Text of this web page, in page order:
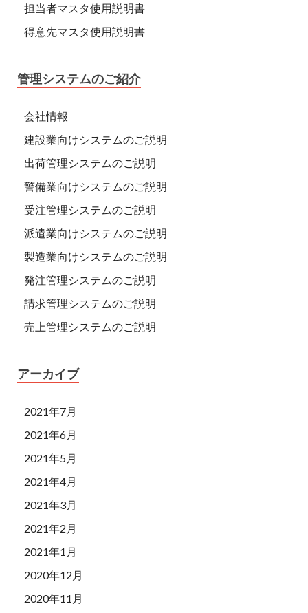
担当者マスタ使用説明書
得意先マスタ使用説明書
管理システムのご紹介
会社情報
建設業向けシステムのご説明
出荷管理システムのご説明
警備業向けシステムのご説明
受注管理システムのご説明
派遣業向けシステムのご説明
製造業向けシステムのご説明
発注管理システムのご説明
請求管理システムのご説明
売上管理システムのご説明
アーカイブ
2021年7月
2021年6月
2021年5月
2021年4月
2021年3月
2021年2月
2021年1月
2020年12月
2020年11月